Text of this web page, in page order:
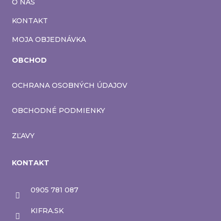
O NÁS
KONTAKT
MOJA OBJEDNÁVKA
OBCHOD
OCHRANA OSOBNÝCH ÚDAJOV
OBCHODNÉ PODMIENKY
ZĽAVY
KONTAKT
0905 781 087
KIFRA.SK